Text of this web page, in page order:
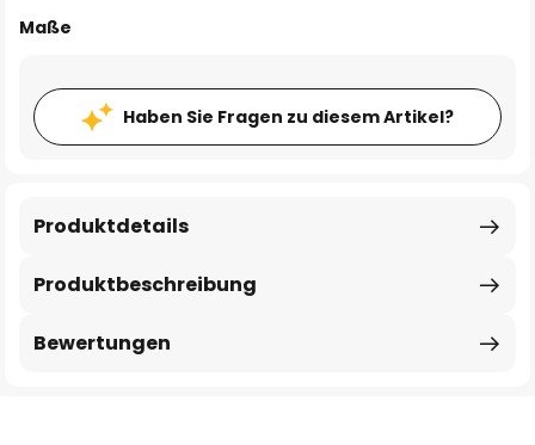
Maße
Haben Sie Fragen zu diesem Artikel?
Produktbeschreibung
Produktdetails
Bewertungen